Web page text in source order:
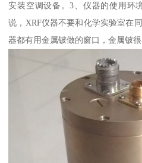
安装空调设备。3、仪器的使用环
说，XRF仪器不要和化学实验室在
器都有用金属铍做的窗口，金属铍很